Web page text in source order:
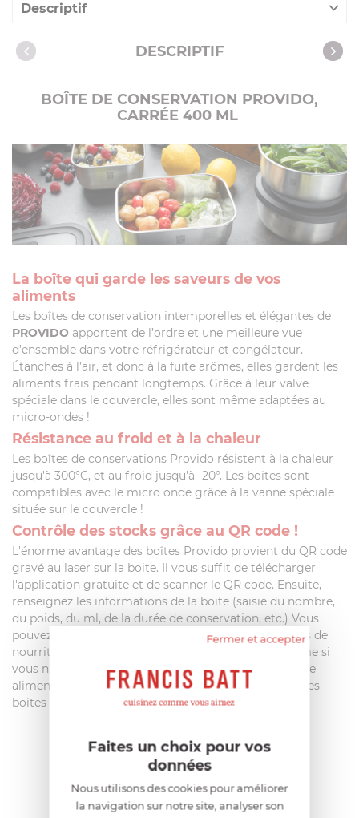
Descriptif
Caractéristiques DESCRIPTIF
BOÎTE DE CONSERVATION PROVIDO,
CARRÉE 400 ML
La boîte qui garde les saveurs de vos
aliments
Les boîtes de conservation intemporelles et élégantes de
PROVIDO apportent de l’ordre et une meilleure vue
d’ensemble dans votre réfrigérateur et congélateur.
Étanches à l’air, et donc à la fuite arômes, elles gardent les
aliments frais pendant longtemps. Grâce à leur valve
spéciale dans le couvercle, elles sont même adaptées au
micro-ondes !
Résistance au froid et à la chaleur
Les boîtes de conservations Provido résistent à la chaleur
jusqu'à 300°C, et au froid jusqu'à -20°. Les boîtes sont
compatibles avec le micro onde grâce à la vanne spéciale
située sur le couvercle !
Contrôle des stocks grâce au QR code !
L'énorme avantage des boîtes Provido provient du QR code
gravé au laser sur la boite. Il vous suffit de télécharger
l'application gratuite et de scanner le QR code. Ensuite,
renseignez les informations de la boite (saisie du nombre,
du poids, du ml, de la durée de conservation, etc.) Vous
pouvez alors facilement contrôler et gérer vos stocks de
nourriture. Les données peuvent être modifiées même si
vous n'êtes pas connecté à internet. Finis le gaspillage
alimentaire avec le système de contrôle des stocks des
boîtes Provido !
AIDE AU CHOIX
AVIS CLIENT
Fermer et accepter
Faites un choix pour vos
données
Nous utilisons des cookies pour améliorer
la navigation sur notre site, analyser son